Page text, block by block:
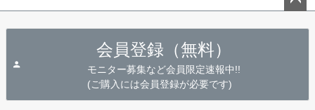
会員登録（無料）
モニター募集など会員限定速報中!!
(ご購入には会員登録が必要です)